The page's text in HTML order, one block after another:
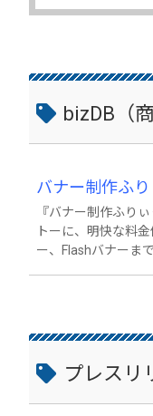
bizDB（
バナー制作ふり
『バナー制作ふり
トーに、明快な料
ー、Flashバナーまで、法
プレスリ